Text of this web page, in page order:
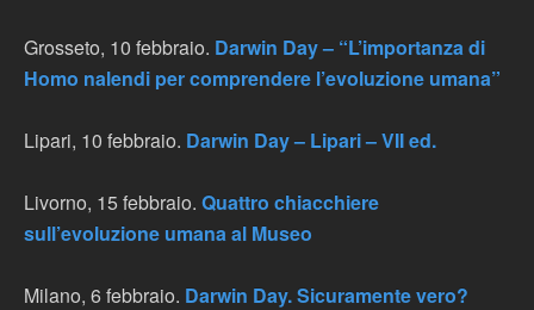
Grosseto, 10 febbraio. Darwin Day – “L’importanza di
Homo nalendi per comprendere l’evoluzione umana”
Lipari, 10 febbraio. Darwin Day – Lipari – VII ed.
Livorno, 15 febbraio. Quattro chiacchiere
sull’evoluzione umana al Museo
Milano, 6 febbraio. Darwin Day. Sicuramente vero?